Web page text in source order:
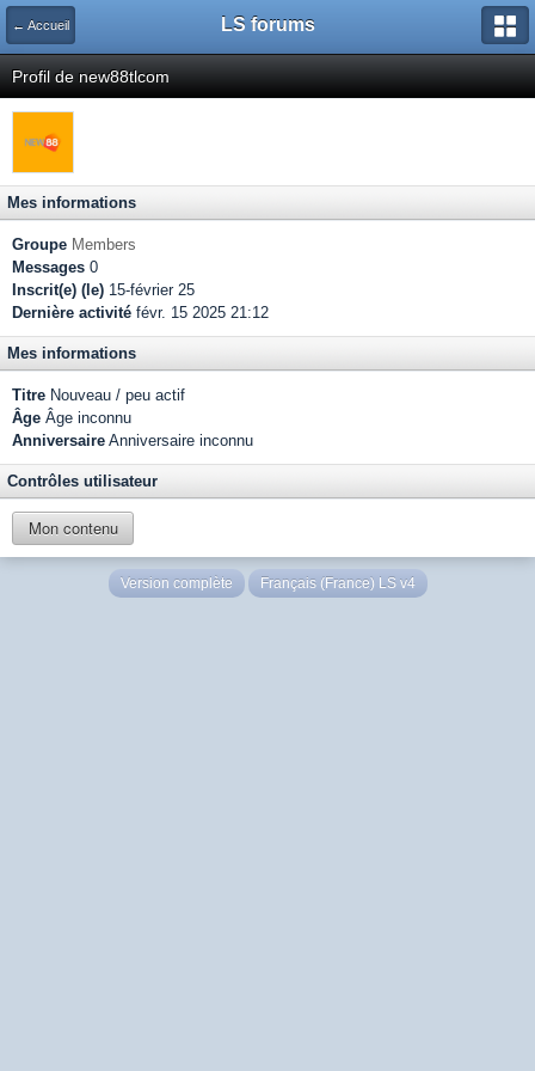
← Accueil LS forums
Profil de new88tlcom
Mes informations
Groupe Members
Messages 0
Inscrit(e) (le) 15-février 25
Dernière activité févr. 15 2025 21:12
Mes informations
Titre Nouveau / peu actif
Âge Âge inconnu
Anniversaire Anniversaire inconnu
Contrôles utilisateur
Mon contenu
Version complète Français (France) LS v4